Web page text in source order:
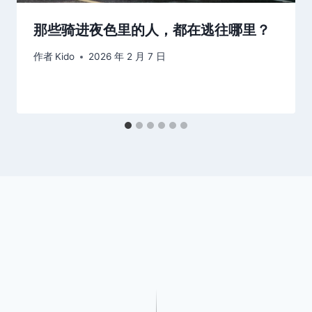
那些骑进夜色里的人，都在逃往哪里？
作者 Kido 2026 年 2 月 7 日